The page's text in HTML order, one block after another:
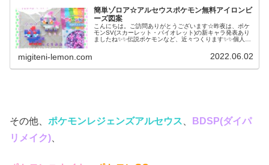
簡単ゾロア☆アルセウスポケモン無料アイロンビ
ーズ図案
こんにちは。ご訪問ありがとうございます☆昨夜は、ポケ
モンSV(スカーレット・バイオレット)の新キャラ発表あり
ましたね✨✨伝説ポケモンなど、近々つくります✨✨個人的
migiteni-lemon.com 2022.06.02
その他、 ポケモンレジェンズアルセウス
BDSP(ダイパ
リメイク)